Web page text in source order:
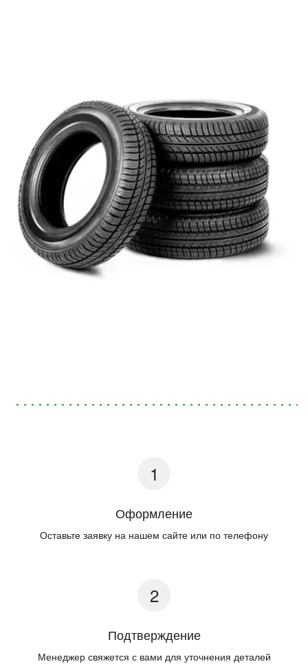
Оформление
Оставьте заявку на нашем сайте или по телефону
Подтверждение
Менеджер свяжется с вами для уточнения деталей